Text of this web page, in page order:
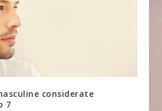
considerate
7